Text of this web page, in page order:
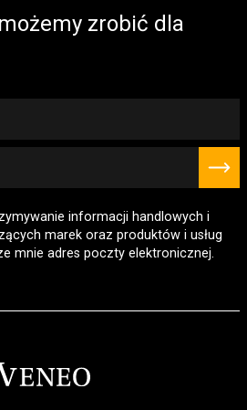
zrobić dla
informacji handlowych i
marek oraz produktów i usług
mnie adres poczty elektronicznej.